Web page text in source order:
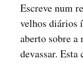
Escreve num
velhos diários
aberto sobre a
devassar. Esta